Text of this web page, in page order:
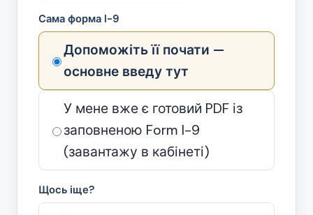
Сама форма I-9
Допоможіть її почати —
основне введу тут
У мене вже є готовий PDF із
заповненою Form I-9
(завантажу в кабінеті)
Щось іще?